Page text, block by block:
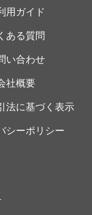
用ガイド
ある質問
い合わせ
社概要
法に基づく表示
シーポリシー